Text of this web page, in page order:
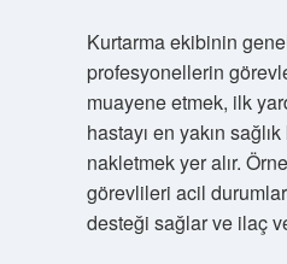
Kurtarma ekibinin genel
profesyonellerin
muayene etmek, ilk
hastayı en yakın
nakletmek yer alır.
görevlileri acil
desteği sağlar ve ilaç